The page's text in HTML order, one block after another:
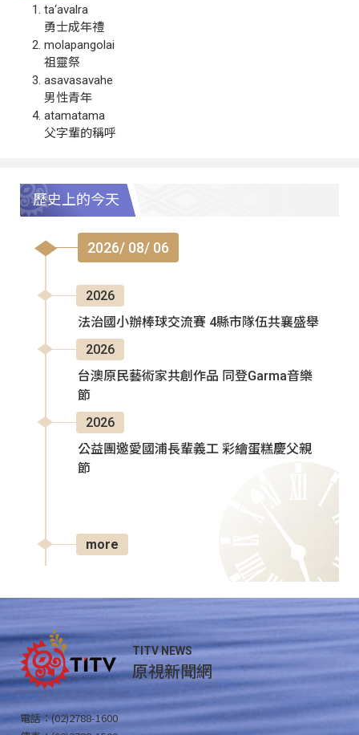
ta‘avalra
勇士成年禮
molapangolai
祖靈祭
asavasavahe
男性青年
atamatama
父字輩的稱呼
歷史上的今天
2026/ 08/ 06
2026
法治國小辦棒球交流賽 4縣市隊伍共襄盛舉
2026
台澳原民藝術家共創作品 同登Garma音樂
節
2026
公益團邀愛國浦長輩義工 彩繪蛋糕慶父親
節
more
TITV NEWS
原視新聞網
電話：(02)2788-1600